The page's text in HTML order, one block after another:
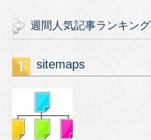
週間人気記事ランキング
sitemaps